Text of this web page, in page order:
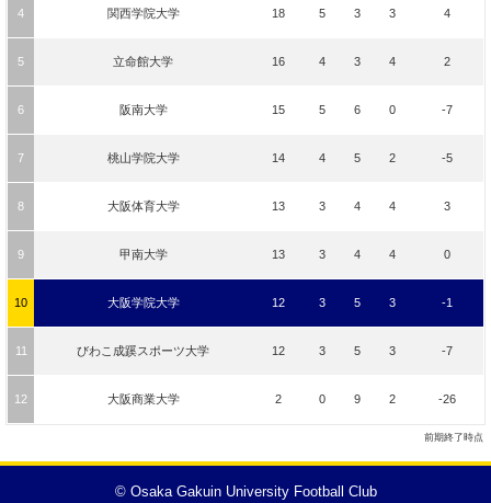
4 関西学院大学 18 5 3 3 4
5 立命館大学 16 4 3 4 2
6 阪南大学 15 5 6 0 -7
7 桃山学院大学 14 4 5 2 -5
8 大阪体育大学 13 3 4 4 3
9 甲南大学 13 3 4 4 0
10 大阪学院大学 12 3 5 3 -1
11 びわこ成蹊スポーツ大学 12 3 5 3 -7
12 大阪商業大学 2 0 9 2 -26
前期終了時点
© Osaka Gakuin University Football Club